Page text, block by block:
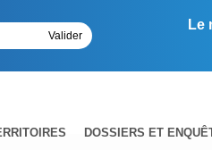
Le
DOSSIERS ET